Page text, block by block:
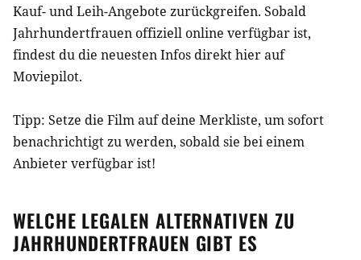
Kauf- und Leih-Angebote zurückgreifen. Sobald
Jahrhundertfrauen offiziell online verfügbar ist,
findest du die neuesten Infos direkt hier auf
Moviepilot.
Tipp: Setze die Filmauf deine Merkliste, um sofort
benachrichtigt zu werden, sobald sie bei einem
Anbieter verfügbar ist!
WELCHE LEGALEN ALTERNATIVEN ZU
JAHRHUNDERTFRAUEN GIBT ES